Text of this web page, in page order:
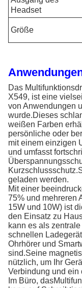
Headset
Größe
Das
X549, ist eine
von Anwendungen
wurde.Dieses
weißen Farben
persönliche oder
mit einem einzigen
und umfasst
geladen werden.
Mit einer
75% und mehreren
15W und 10W) ist
den Einsatz zu
kann es als
schnellen
Ohrhörer und
sind.Seine
nützlich, um Ihr
Verbindung und ein
Im Büro, das